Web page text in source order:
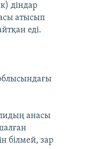
діндар
атысып
еді.
анасы
білмей, зар